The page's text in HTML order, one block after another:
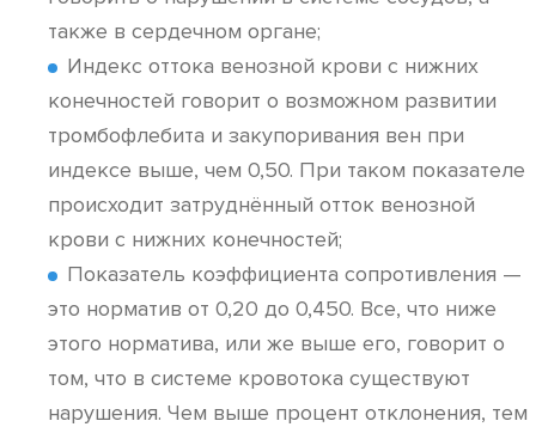
также в сердечном органе;
Индекс оттока венозной крови с нижних
конечностей говорит о возможном развитии
тромбофлебита и закупоривания вен при
индексе выше, чем 0,50. При таком показателе
происходит затруднённый отток венозной
крови с нижних конечностей;
Показатель коэффициента сопротивления —
это норматив от 0,20 до 0,450. Все, что ниже
этого норматива, или же выше его, говорит о
том, что в системе кровотока существуют
нарушения. Чем выше процент отклонения, тем